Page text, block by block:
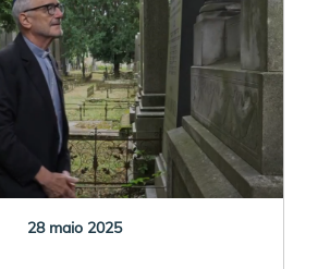
28 maio 2025